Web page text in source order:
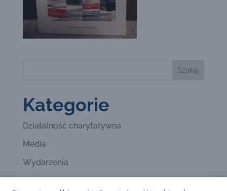
Kategorie
Działalność charytatywna
Media
Wydarzenia